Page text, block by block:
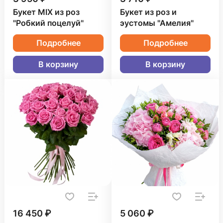
Букет MIX из роз
"Робкий поцелуй"
Подробнее
В корзину
Букет из роз и
эустомы "Амелия"
Подробнее
В корзину
16 450 ₽ 5 060 ₽